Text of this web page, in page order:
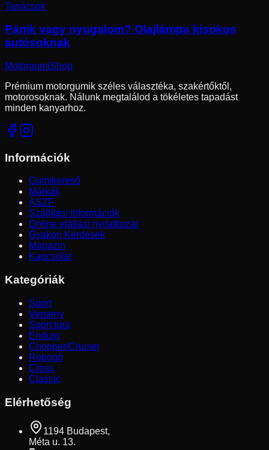
Tanácsok
Pánik vagy nyugalom? Olajlámpa kisokos
autósoknak
MotorgumiShop
Prémium motorgumik széles választéka, szakértőktől,
motorosoknak. Nálunk megtalálod a tökéletes tapadást
minden kanyarhoz.
Információk
Gumikereső
Márkák
ÁSZF
Szállítási Információk
Online elállási nyilatkozat
Gyakori Kérdések
Magazin
Kapcsolat
Kategóriák
Sport
Verseny
Sport túra
Enduro
Chopper/Cruiser
Robogó
Cross
Classic
Elérhetőség
1194 Budapest,
Méta u. 13.